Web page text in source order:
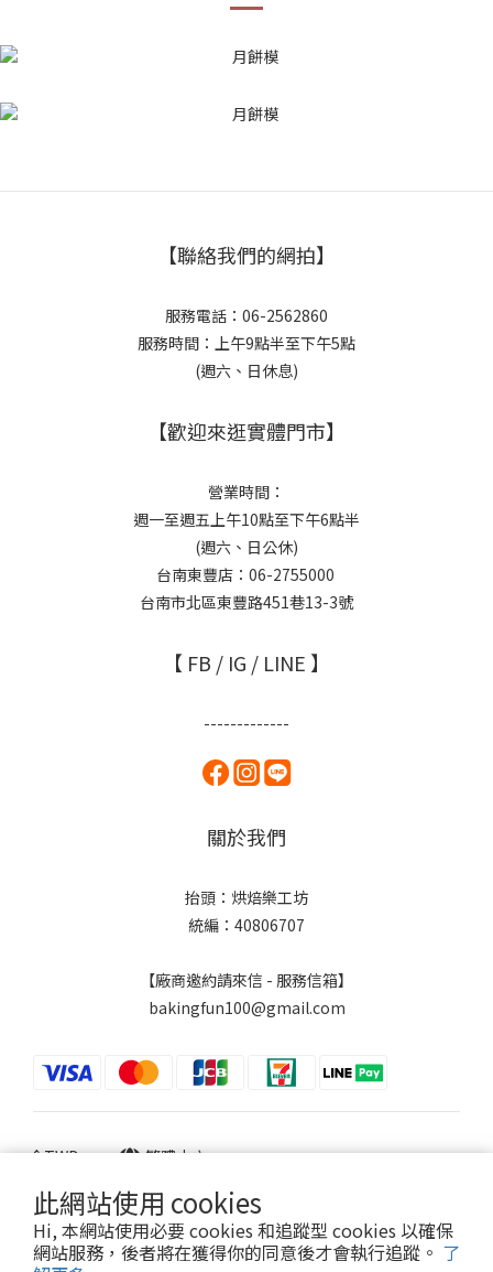
此網站使用 cookies
Hi, 本網站使用必要 cookies 和追蹤型 cookies 以確保
網站服務，後者將在獲得你的同意後才會執行追蹤。 了
【聯絡我們的網拍】
服務電話：06-2562860
服務時間：上午9點半至下午5點
(週六、日休息)
【歡迎來逛實體門市】
營業時間：
週一至週五上午10點至下午6點半
(週六、日公休)
台南東豐店：06-2755000
台南市北區東豐路451巷13-3號
【 FB / IG / LINE 】
-------------
關於我們
抬頭：烘焙樂工坊
統編：40806707
【廠商邀約請來信 - 服務信箱】
bakingfun100@gmail.com
$TWD 繁體中文